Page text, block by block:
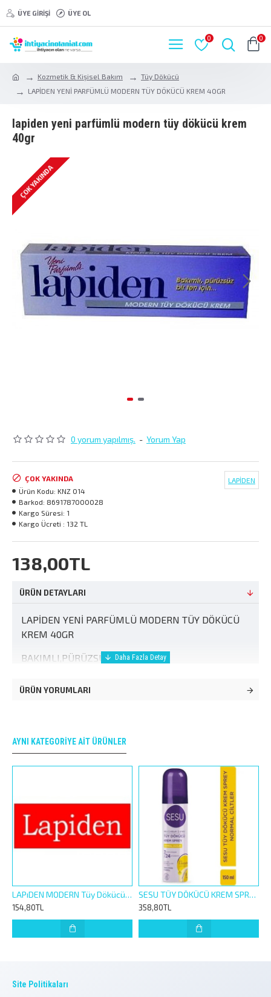
ÜYE GIRIŞI ÜYE OL
0 0
Kozmetik & Kişisel Bakım
Tüy Dökücü
LAPİDEN YENİ PARFÜMLÜ MODERN TÜY DÖKÜCÜ KREM 40GR
lapi̇den yeni̇ parfümlü modern tüy dökücü krem
40gr
ÇOK YAKINDA
0 yorum yapılmış. - Yorum Yap
138,00TL
ÇOK YAKINDA
Ürün Kodu: KNZ 014
Barkod: 8691787000028
Kargo Süresi: 1
Kargo Ücreti : 132 TL
LAPİDEN
ÜRÜN DETAYLARI
LAPİDEN YENİ PARFÜMLÜ MODERN TÜY DÖKÜCÜ
KREM 40GR
BAKIMLI,PÜRÜZSÜZ BİR TEN İÇİN
ÜRÜN YORUMLARI
AYNI KATEGORIYE AIT ÜRÜNLER
LAPıDEN MODERN Tüy Dökücü Krem 40GR
154,80TL
SESU TÜY DÖKÜCÜ KREM SPREY 150ML NORMAL CİLTLER
358,80TL
Site Politikaları